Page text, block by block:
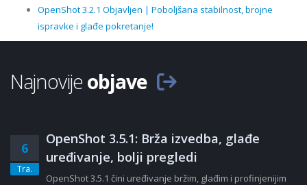
OpenShot 3.2.1 Objavljen | Poboljšana stabilnost, brojne
ispravke i glađe pokretanje!
Najnovijeobjave
6
Tra.
OpenShot 3.5.1: Brža izvedba, glađe
uređivanje, bolji pregledi
OpenShot 3.5.1 čini uređivanje bržim, glađim i profinjenijim